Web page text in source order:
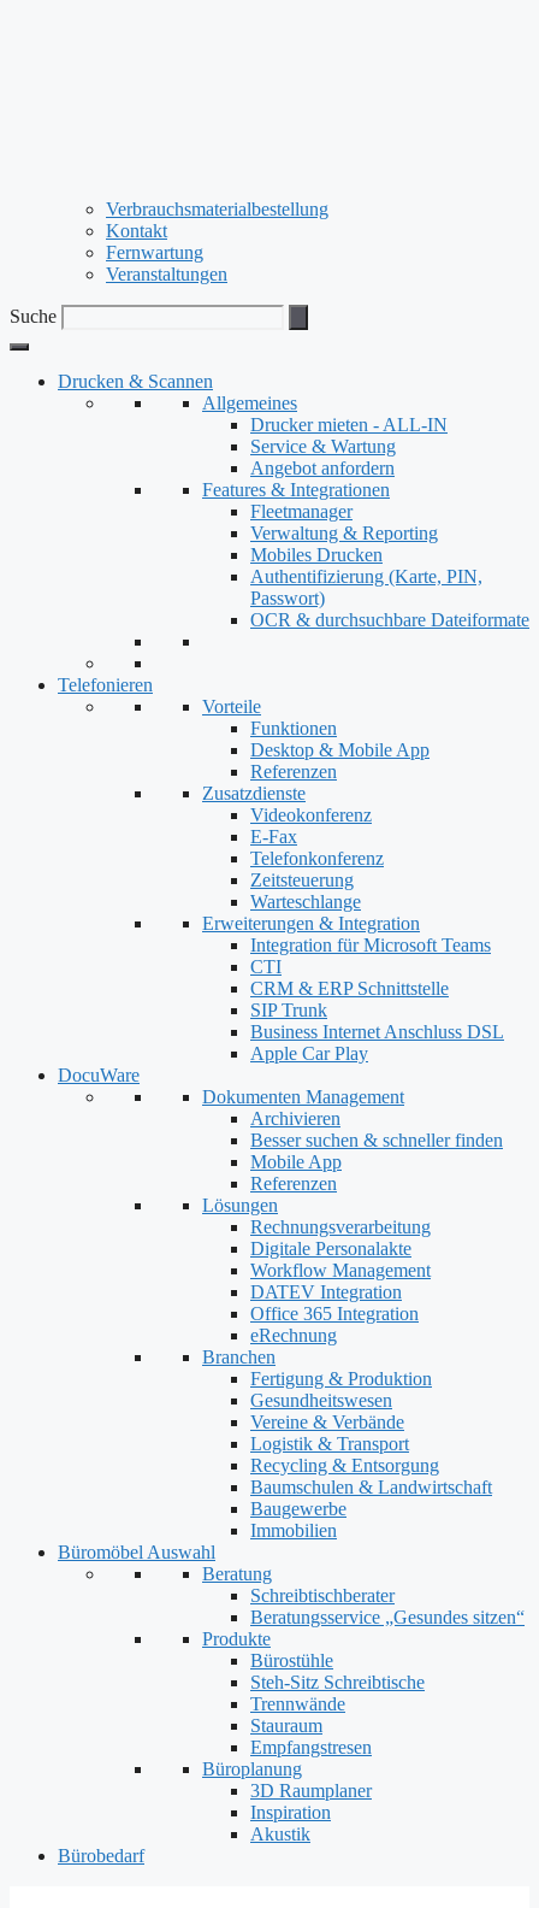
Verbrauchsmaterialbestellung
Kontakt
Fernwartung
Veranstaltungen
Suche
Drucken & Scannen
Allgemeines
Drucker mieten - ALL-IN
Service & Wartung
Angebot anfordern
Features & Integrationen
Fleetmanager
Verwaltung & Reporting
Mobiles Drucken
Authentifizierung (Karte, PIN,
Passwort)
OCR & durchsuchbare Dateiformate
Telefonieren
Vorteile
Funktionen
Desktop & Mobile App
Referenzen
Zusatzdienste
Videokonferenz
E-Fax
Telefonkonferenz
Zeitsteuerung
Warteschlange
Erweiterungen & Integration
Integration für Microsoft Teams
CTI
CRM & ERP Schnittstelle
SIP Trunk
Business Internet Anschluss DSL
Apple Car Play
DocuWare
Dokumenten Management
Archivieren
Besser suchen & schneller finden
Mobile App
Referenzen
Lösungen
Rechnungsverarbeitung
Digitale Personalakte
Workflow Management
DATEV Integration
Office 365 Integration
eRechnung
Branchen
Fertigung & Produktion
Gesundheitswesen
Vereine & Verbände
Logistik & Transport
Recycling & Entsorgung
Baumschulen & Landwirtschaft
Baugewerbe
Immobilien
Büromöbel Auswahl
Beratung
Schreibtischberater
Beratungsservice „Gesundes sitzen“
Produkte
Bürostühle
Steh-Sitz Schreibtische
Trennwände
Stauraum
Empfangstresen
Büroplanung
3D Raumplaner
Inspiration
Akustik
Bürobedarf